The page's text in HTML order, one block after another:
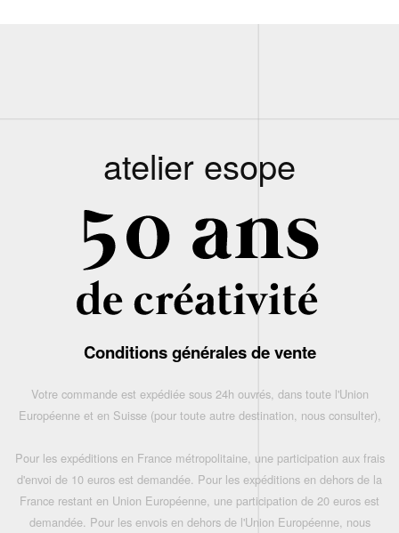
atelier esope
Conditions générales de vente
Votre commande est expédiée sous 24h ouvrés, dans toute l'Union
Européenne et en Suisse (pour toute autre destination, nous consulter),
Pour les expéditions en France métropolitaine, une participation aux frais
d'envoi de 10 euros est demandée. Pour les expéditions en dehors de la
France restant en Union Européenne, une participation de 20 euros est
demandée. Pour les envois en dehors de l'Union Européenne, nous